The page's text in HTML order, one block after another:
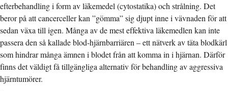
efterbehandling i form av läkemedel (cytostatika) och strålning. Det
beror på att cancerceller kan ”gömma” sig djupt inne i vävnaden för att
sedan växa till igen. Många av de mest effektiva läkemedlen kan inte
passera den så kallade blod-hjärnbarriären – ett nätverk av täta blodkärl
som hindrar många ämnen i blodet från att komma in i hjärnan. Därför
finns det väldigt få tillgängliga alternativ för behandling av aggressiva
hjärntumörer.